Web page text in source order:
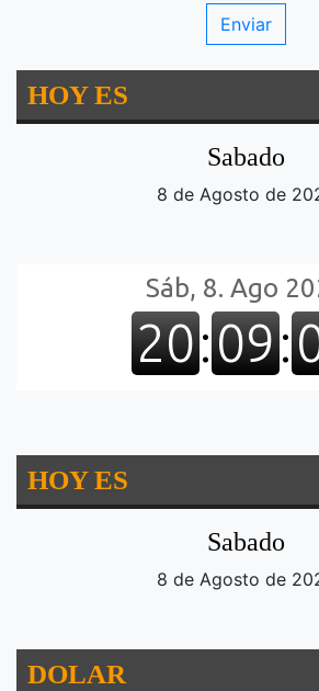
HOY ES
Sabado
8 de Agosto de
HOY ES
Sabado
8 de Agosto de
DOLAR